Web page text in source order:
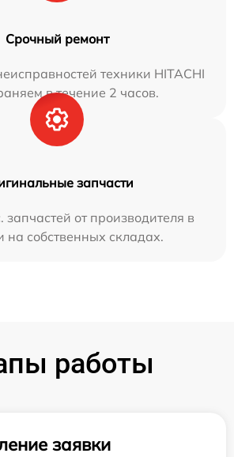
Срочный ремонт
техники HITACHI
в течение 2 часов.
запчасти
запчастей от производителя в
на собственных складах.
работы
заявки